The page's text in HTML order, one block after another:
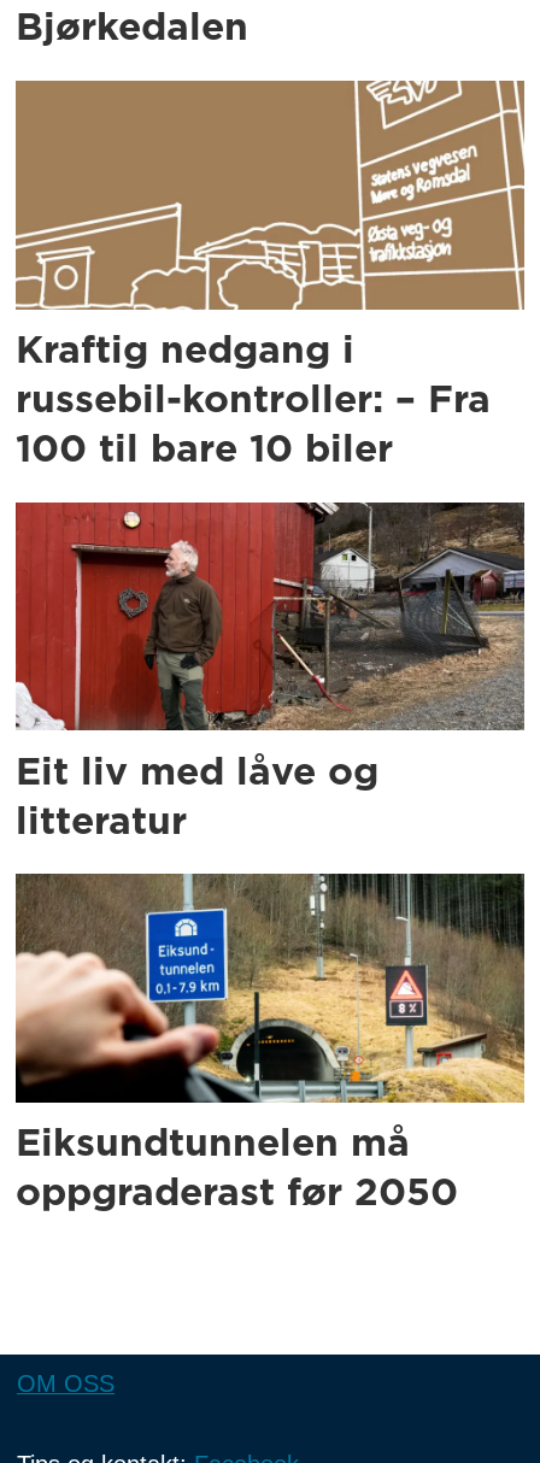
Bjørkedalen
Kraftig nedgang i
russebil-kontroller: – Fra
100 til bare 10 biler
Eit liv med låve og
litteratur
Eiksundtunnelen må
oppgraderast før 2050
OM OSS